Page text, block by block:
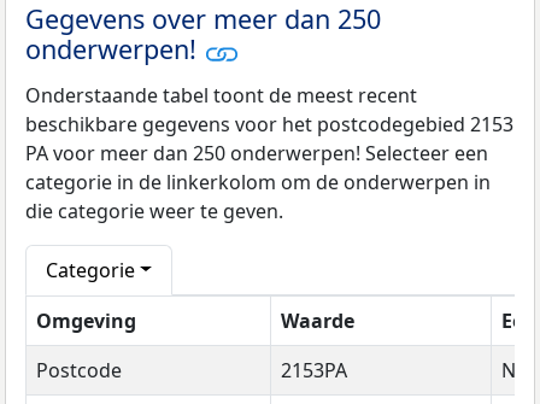
Gegevens over meer dan 250
onderwerpen!
Onderstaande tabel toont de meest recent
beschikbare gegevens voor het postcodegebied 2153
PA voor meer dan 250 onderwerpen! Selecteer een
categorie in de linkerkolom om de onderwerpen in
die categorie weer te geven.
Categorie
Omgeving
Waarde
Postcode
2153PA